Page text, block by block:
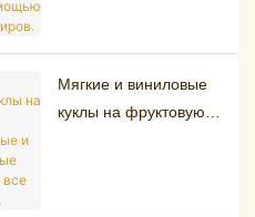
Мягкие и виниловые
куклы на фруктовую